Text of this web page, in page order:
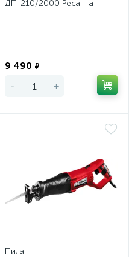
ДП-210/2000 Ресанта
9 490 ₽
- +
Пила